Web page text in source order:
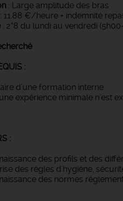
: Large amplitude des bras
11.88 €/heure + indemnité
: 2*8 du lundi au vendredi
:
d’une formation interne
expérience minimale n'est
:
des profils et des
des règles d'hygiène,
des normes